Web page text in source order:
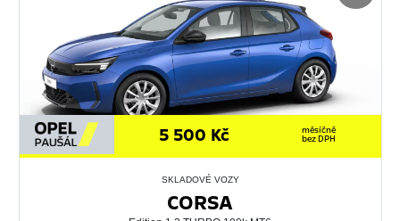
5 500 Kč měsíčně
bez DPH
SKLADOVÉ VOZY
CORSA